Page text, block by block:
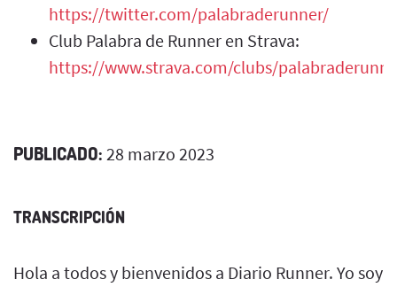
https://twitter.com/palabraderunner/
Club Palabra de Runner en Strava:
https://www.strava.com/clubs/
PUBLICADO: 28 marzo 2023
TRANSCRIPCIÓN
Hola a todos y bienvenidos a Diario Runner. Yo soy